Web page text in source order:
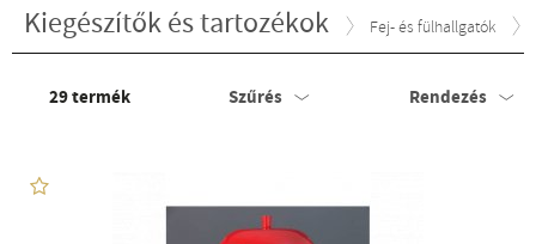
Kiegészítők és tartozékok Fej- és fülhallgatók
29termék Szűrés Rendezés